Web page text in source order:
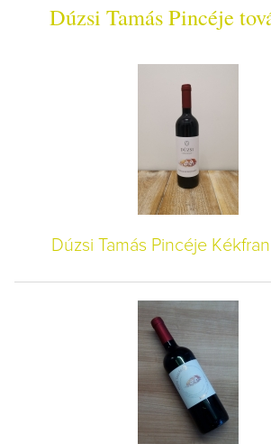
Dúzsi Tamás Pincéje
Dúzsi Tamás Pincéje